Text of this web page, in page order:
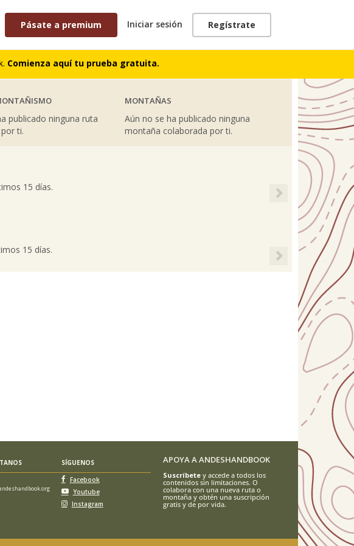
Pásate a premium Iniciar sesión Regístrate
Comienza aquí tu prueba gratuita.
DE TREKKING TRACKS
publicado ninguna ruta
ti.
MONTAÑAS
Aún no se ha publicado ninguna
montaña colaborada por ti.
15 días. Next
15 días. Next
SÍGUENOS
Facebook
Youtube
Instagram
APOYA A ANDESHANDBOOK
Suscríbetey accede a todos los
contenidos sin limitaciones. O
colabora con una nueva ruta o
montaña y obtén una suscripción
gratis y de por vida.